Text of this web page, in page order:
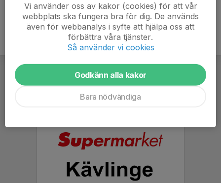
Vi använder oss av kakor (cookies) för att vår
webbplats ska fungera bra för dig. De används
även för webbanalys i syfte att hjälpa oss att
förbättra våra tjänster.
Så använder vi cookies
Godkänn alla kakor
Bara nödvändiga